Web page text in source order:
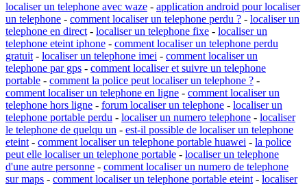
localiser un telephone avec waze - application android pour localiser
un telephone - comment localiser un telephone perdu ? - localiser un
telephone en direct - localiser un telephone fixe - localiser un
telephone eteint iphone - comment localiser un telephone perdu
gratuit - localiser un telephone imei - comment localiser un
telephone par gps - comment localiser et suivre un telephone
portable - comment la police peut localiser un telephone ? -
comment localiser un telephone en ligne - comment localiser un
telephone hors ligne - forum localiser un telephone - localiser un
telephone portable perdu - localiser un numero telephone - localiser
le telephone de quelqu un - est-il possible de localiser un telephone
eteint - comment localiser un telephone portable huawei - la police
peut elle localiser un telephone portable - localiser un telephone
d'une autre personne - comment localiser un numero de telephone
sur maps - comment localiser un telephone portable eteint - localiser